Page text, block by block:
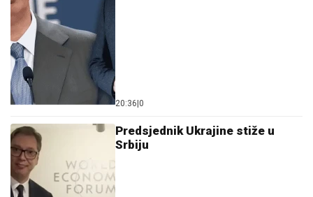
20:36 0
Predsjednik Ukrajine stiže u
Srbiju